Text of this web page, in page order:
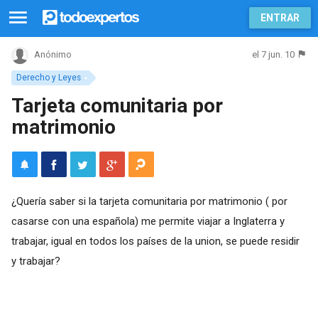
ENTRAR
Derecho y Leyes
Anónimo el 7 jun. 10
Tarjeta comunitaria por
matrimonio
¿Quería saber si la tarjeta comunitaria por matrimonio ( por
casarse con una española) me permite viajar a Inglaterra y
trabajar, igual en todos los países de la union, se puede residir
y trabajar?